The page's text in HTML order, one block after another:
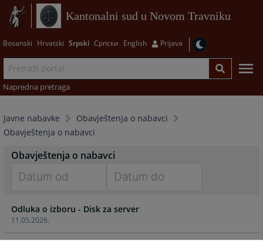
Kantonalni sud u Novom Travniku
Bosanski Hrvatski Srpski Српски English Prijava
Napredna pretraga
Javne nabavke
Obavještenja o nabavci
Obavještenja o nabavci
Obavještenja o nabavci
forward
to
interact
forward
interact
11.05.2026.
Odluka o izboru - Disk za server